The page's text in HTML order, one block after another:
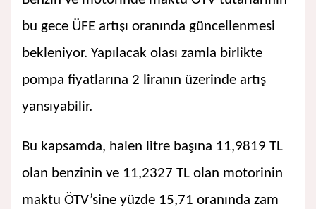
bu gece ÜFE artışı oranında güncellenmesi
bekleniyor. Yapılacak olası zamla birlikte
pompa fiyatlarına 2 liranın üzerinde artış
yansıyabilir.
Bu kapsamda, halen litre başına 11,9819 TL
olan benzinin ve 11,2327 TL olan motorinin
maktu ÖTV’sine yüzde 15,71 oranında zam